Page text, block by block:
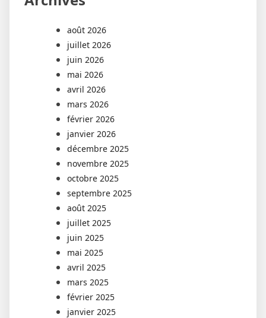
août 2026
juillet 2026
juin 2026
mai 2026
avril 2026
mars 2026
février 2026
janvier 2026
décembre 2025
novembre 2025
octobre 2025
septembre 2025
août 2025
juillet 2025
juin 2025
mai 2025
avril 2025
mars 2025
février 2025
janvier 2025